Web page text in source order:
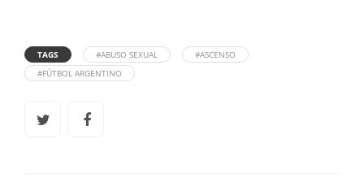
TAGS #ABUSO SEXUAL
#ASCENSO
#FÚTBOL ARGENTINO